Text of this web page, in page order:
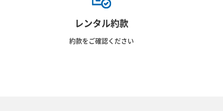
レンタル約款
約款をご確認ください